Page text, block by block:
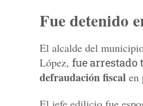
Fue detenido
El alcalde del
López, fue arrestado
defraudación fiscal en